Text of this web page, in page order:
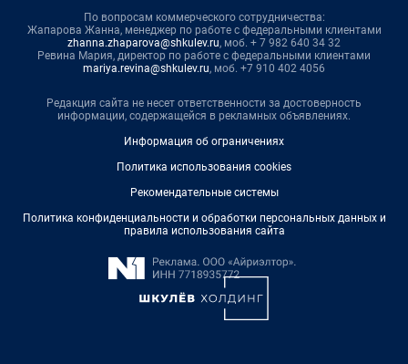
По вопросам коммерческого сотрудничества:
Жапарова Жанна, менеджер по работе с федеральными клиентами
zhanna.zhaparova@shkulev.ru, моб. + 7 982 640 34 32
Ревина Мария, директор по работе с федеральными клиентами
mariya.revina@shkulev.ru, моб. +7 910 402 4056
Редакция сайта не несет ответственности за достоверность
информации, содержащейся в рекламных объявлениях.
Информация об ограничениях
Политика использования cookies
Рекомендательные системы
Политика конфиденциальности и обработки персональных данных и
правила использования сайта